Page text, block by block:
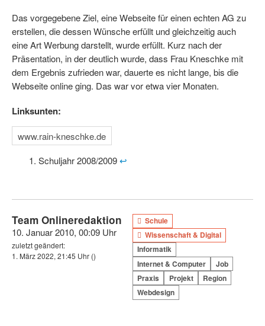
Das vorgegebene Ziel, eine Webseite für einen echten AG zu
erstellen, die dessen Wünsche erfüllt und gleichzeitig auch
eine Art Werbung darstellt, wurde erfüllt. Kurz nach der
Präsentation, in der deutlich wurde, dass Frau Kneschke mit
dem Ergebnis zufrieden war, dauerte es nicht lange, bis die
Webseite online ging. Das war vor etwa vier Monaten.
Linksunten:
www.rain-kneschke.de
Schuljahr 2008/2009↩
Team Onlineredaktion
10. Januar 2010, 00:09 Uhr
zuletzt geändert:
1. März 2022, 21:45 Uhr ()
Schule
Wissenschaft & Digital
Informatik
Internet & Computer
Job
Praxis
Projekt
Region
Webdesign